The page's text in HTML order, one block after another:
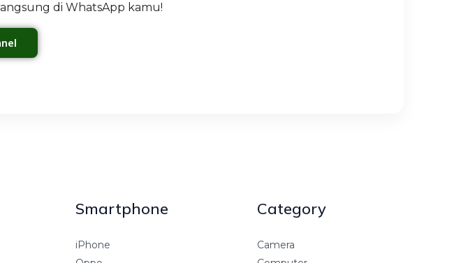
di WhatsApp kamu!
Smartphone
iPhone
Category
Camera